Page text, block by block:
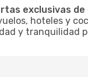
exclusivas de
hoteles y
y tranquilidad